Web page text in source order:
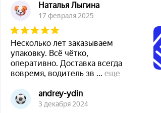
Наталья Лыгина
17 февраля 2025
Несколько лет заказываем
упаковку. Всё чётко,
оперативно. Доставка всегда
вовремя, водитель зв ... еще
andrey-ydin
3 декабря 2024